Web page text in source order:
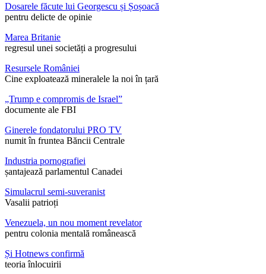
Dosarele făcute lui Georgescu și Șoșoacă
pentru delicte de opinie
Marea Britanie
regresul unei societăți a progresului
Resursele României
Cine exploatează mineralele la noi în țară
„Trump e compromis de Israel”
documente ale FBI
Ginerele fondatorului PRO TV
numit în fruntea Băncii Centrale
Industria pornografiei
șantajează parlamentul Canadei
Simulacrul semi-suveranist
Vasalii patrioți
Venezuela, un nou moment revelator
pentru colonia mentală românească
Și Hotnews confirmă
teoria înlocuirii